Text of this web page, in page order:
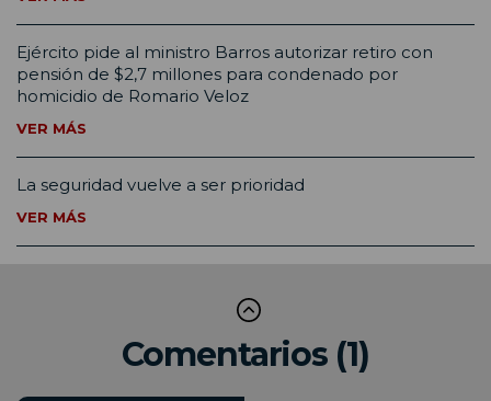
Ejército pide al ministro Barros autorizar retiro con
pensión de $2,7 millones para condenado por
homicidio de Romario Veloz
VER MÁS
La seguridad vuelve a ser prioridad
VER MÁS
Comentarios (1)